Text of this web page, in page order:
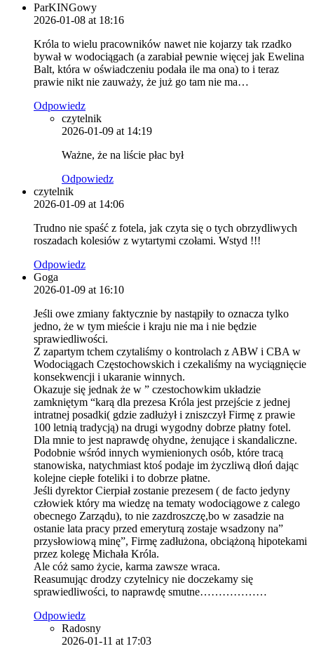
ParKINGowy
2026-01-08 at 18:16
Króla to wielu pracowników nawet nie kojarzy tak rzadko
bywał w wodociągach (a zarabiał pewnie więcej jak Ewelina
Balt, która w oświadczeniu podała ile ma ona) to i teraz
prawie nikt nie zauważy, że już go tam nie ma…
Odpowiedz
czytelnik
2026-01-09 at 14:19
Ważne, że na liście płac był
Odpowiedz
czytelnik
2026-01-09 at 14:06
Trudno nie spaść z fotela, jak czyta się o tych obrzydliwych
roszadach kolesiów z wytartymi czołami. Wstyd !!!
Odpowiedz
Goga
2026-01-09 at 16:10
Jeśli owe zmiany faktycznie by nastąpiły to oznacza tylko
jedno, że w tym mieście i kraju nie ma i nie będzie
sprawiedliwości.
Z zapartym tchem czytaliśmy o kontrolach z ABW i CBA w
Wodociągach Częstochowskich i czekaliśmy na wyciągnięcie
konsekwencji i ukaranie winnych.
Okazuje się jednak że w ” czestochowkim układzie
zamkniętym “karą dla prezesa Króla jest przejście z jednej
intratnej posadki( gdzie zadłużył i zniszczył Firmę z prawie
100 letnią tradycją) na drugi wygodny dobrze płatny fotel.
Dla mnie to jest naprawdę ohydne, żenujące i skandaliczne.
Podobnie wśród innych wymienionych osób, które tracą
stanowiska, natychmiast ktoś podaje im życzliwą dłoń dając
kolejne ciepłe foteliki i to dobrze płatne.
Jeśli dyrektor Cierpiał zostanie prezesem ( de facto jedyny
człowiek który ma wiedzę na tematy wodociągowe z calego
obecnego Zarządu), to nie zazdroszczę,bo w zasadzie na
ostanie lata pracy przed emeryturą zostaje wsadzony na”
przysłowiową minę”, Firmę zadłużona, obciążoną hipotekami
przez kolegę Michała Króla.
Ale cóż samo życie, karma zawsze wraca.
Reasumując drodzy czytelnicy nie doczekamy się
sprawiedliwości, to naprawdę smutne………………
Odpowiedz
Radosny
2026-01-11 at 17:03